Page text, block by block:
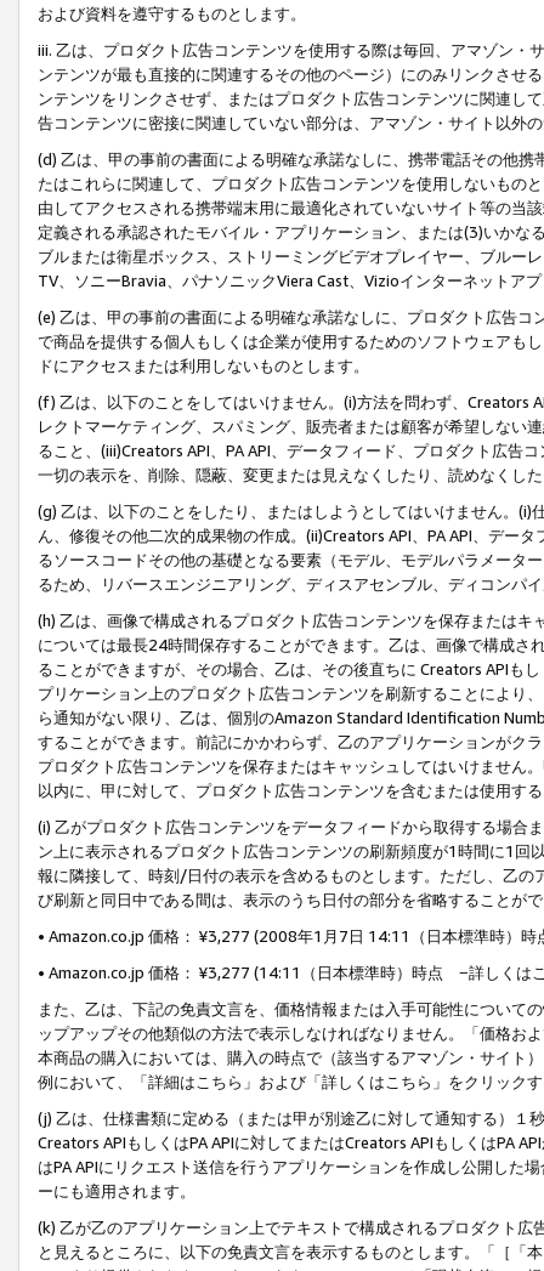
および資料を遵守するものとします。
iii. 乙は、プロダクト広告コンテンツを使用する際は毎回、アマゾン
ンテンツが最も直接的に関連するその他のページ）にのみリンクさせ
ンテンツをリンクさせず、またはプロダクト広告コンテンツに関連し
告コンテンツに密接に関連していない部分は、アマゾン・サイト以外
(d) 乙は、甲の事前の書面による明確な承諾なしに、携帯電話その他
たはこれらに関連して、プロダクト広告コンテンツを使用しないもの
由してアクセスされる携帯端末用に最適化されていないサイト等の当
定義される承認されたモバイル・アプリケーション、または(3)いか
ブルまたは衛星ボックス、ストリーミングビデオプレイヤー、ブルー
TV、ソニーBravia、パナソニックViera Cast、Vizioインターネットア
(e) 乙は、甲の事前の書面による明確な承諾なしに、プロダクト広告
で商品を提供する個人もしくは企業が使用するためのソフトウェアも
ドにアクセスまたは利用しないものとします。
(f) 乙は、以下のことをしてはいけません。(i)方法を問わず、Creators
レクトマーケティング、スパミング、販売者または顧客が希望しない
ること、(iii)Creators API、PA API、データフィード、プロダクト広告
一切の表示を、削除、隠蔽、変更または見えなくしたり、読めなくし
(g) 乙は、以下のことをしたり、またはしようとしてはいけません。
ん、修復その他二次的成果物の作成。(ii)Creators API、PA API、デー
るソースコードその他の基礎となる要素（モデル、モデルパラメータ
るため、リバースエンジニアリング、ディスアセンブル、ディコンパ
(h) 乙は、画像で構成されるプロダクト広告コンテンツを保存または
については最長24時間保存することができます。乙は、画像で構成
ることができますが、その場合、乙は、その後直ちに Creators APIも
プリケーション上のプロダクト広告コンテンツを刷新することにより
ら通知がない限り、乙は、個別のAmazon Standard Identification
することができます。前記にかかわらず、乙のアプリケーションがク
プロダクト広告コンテンツを保存またはキャッシュしてはいけません
以内に、甲に対して、プロダクト広告コンテンツを含むまたは使用す
(i) 乙がプロダクト広告コンテンツをデータフィードから取得する場合
ン上に表示されるプロダクト広告コンテンツの刷新頻度が1時間に1
報に隣接して、時刻/日付の表示を含めるものとします。ただし、乙
び刷新と同日中である間は、表示のうち日付の部分を省略することが
• Amazon.co.jp 価格： ¥3,277 (2008年1月7日 14:11（日本標準時）
• Amazon.co.jp 価格： ¥3,277 (14:11（日本標準時）時点 −詳しくは
また、乙は、下記の免責文言を、価格情報または入手可能性について
ップアップその他類似の方法で表示しなければなりません。「価格
本商品の購入においては、購入の時点で（該当するアマゾン・サイト
例において、「詳細はこちら」および「詳しくはこちら」をクリック
(j) 乙は、仕様書類に定める（または甲が別途乙に対して通知する）
Creators APIもしくはPA APIに対してまたはCreators APIもしくはPA
はPA APIにリクエスト送信を行うアプリケーションを作成し公開した
ーにも適用されます。
(k) 乙が乙のアプリケーション上でテキストで構成されるプロダクト
と見えるところに、以下の免責文言を表示するものとします。「［「